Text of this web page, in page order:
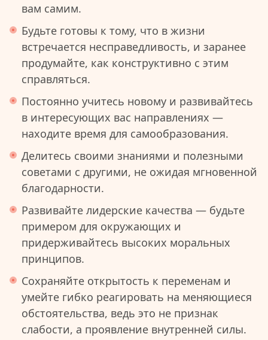
вам самим.
Будьте готовы к тому, что в жизни
встречается несправедливость, и заранее
продумайте, как конструктивно с этим
справляться.
Постоянно учитесь новому и развивайтесь
в интересующих вас направлениях —
находите время для самообразования.
Делитесь своими знаниями и полезными
советами с другими, не ожидая мгновенной
благодарности.
Развивайте лидерские качества — будьте
примером для окружающих и
придерживайтесь высоких моральных
принципов.
Сохраняйте открытость к переменам и
умейте гибко реагировать на меняющиеся
обстоятельства, ведь это не признак
слабости, а проявление внутренней силы.